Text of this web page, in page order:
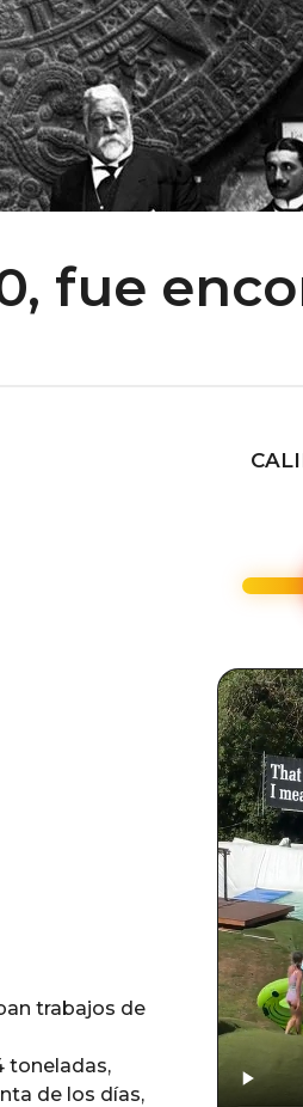
fue
trabajos de
toneladas,
de los días,